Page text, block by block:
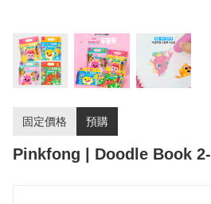
固定價格 預購
Pinkfong | Doodle Book